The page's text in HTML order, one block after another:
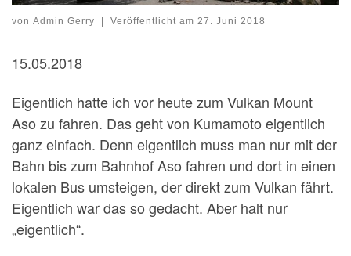
von Admin Gerry Veröffentlicht am 27. Juni 2018
15.05.2018
Eigentlich hatte ich vor heute zum Vulkan Mount
Aso zu fahren. Das geht von Kumamoto eigentlich
ganz einfach. Denn eigentlich muss man nur mit der
Bahn bis zum Bahnhof Aso fahren und dort in einen
lokalen Bus umsteigen, der direkt zum Vulkan fährt.
Eigentlich war das so gedacht. Aber halt nur
„eigentlich“.